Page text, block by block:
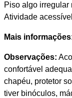
Piso algo irregular
Atividade
Mais
Observações:
confortável
chapéu, protetor
tiver binóculos,